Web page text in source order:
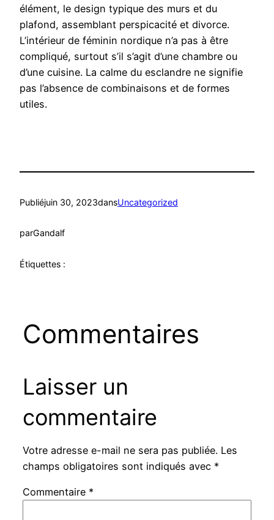
élément, le design typique des murs et du
plafond, assemblant perspicacité et divorce.
L’intérieur de féminin nordique n’a pas à être
compliqué, surtout s’il s’agit d’une chambre ou
d’une cuisine. La calme du esclandre ne signifie
pas l’absence de combinaisons et de formes
utiles.
Publiéjuin 30, 2023dansUncategorized
parGandalf
Étiquettes :
Commentaires
Laisser un
commentaire
Votre adresse e-mail ne sera pas publiée. Les
champs obligatoires sont indiqués avec *
Commentaire *